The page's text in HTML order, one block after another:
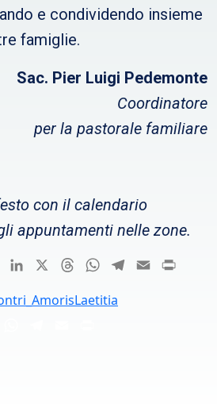
e condividendo insieme
famiglie.
Sac. Pier Luigi Pedemonte
Coordinatore
per la pastorale familiare
con il calendario
appuntamenti nelle zone.
PinterestLinkedIn ThreadsWhatsApp
Telegram
Email